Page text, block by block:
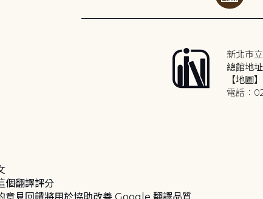
新北市
總館地
【地圖】
電話：
個翻譯評分